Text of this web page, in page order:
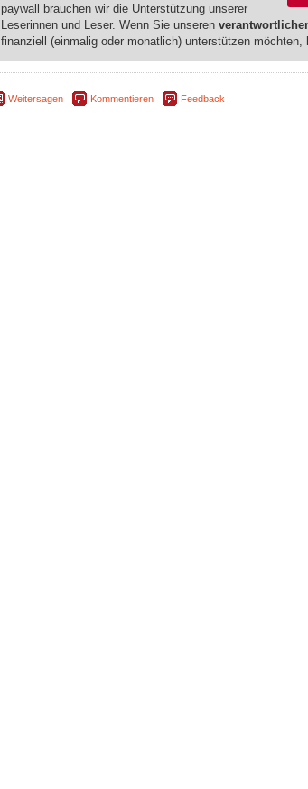
paywall brauchen wir die Unterstützung unserer
Leserinnen und Leser. Wenn Sie unseren
finanziell (einmalig oder monatlich) unterstützen möchten,
Weitersagen Kommentieren Feedback